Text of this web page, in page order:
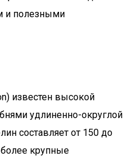
и полезными
известен высокой
удлиненно-округлой
составляет от 150 до
крупные